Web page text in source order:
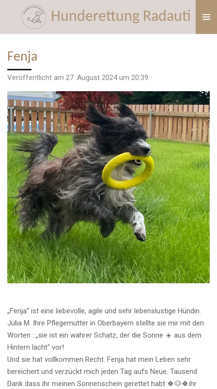
Hauptinhalt
springen
Hunderettung Radauti
Fenja
Veröffentlicht am 27. August 2024 um 20:39
„Fenja“ ist eine liebevolle, agile und sehr lebenslustige Hündin.
Julia M. Ihre Pflegemutter in Oberbayern stellte sie mir mit den
Worten : „sie ist ein wahrer Schatz, der die Sonne ☀️ aus dem
Hintern lacht“ vor!
Und sie hat vollkommen Recht. Fenja hat mein Leben sehr
bereichert und verzückt mich jeden Tag aufs Neue. Tausend
Dank dass ihr meinen Sonnenschein gerettet habt 🍀🐶🍀ihr